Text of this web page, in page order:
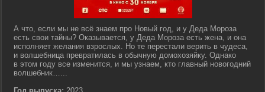
А что, если мы не всё знаем про Новый год, и у Деда Мороза
есть свои тайны? Оказывается, у Деда Мороза есть жена, и она
исполняет желания взрослых. Но те перестали верить в чудеса,
и волшебница превратилась в обычную домохозяйку. Однако
в этом году все изменится, и мы узнаем, кто главный новогодний
волшебник…...